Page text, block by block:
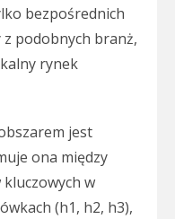
bezpośrednich
podobnych branż,
rynek
jest
ona między
w
(h1, h2, h3),